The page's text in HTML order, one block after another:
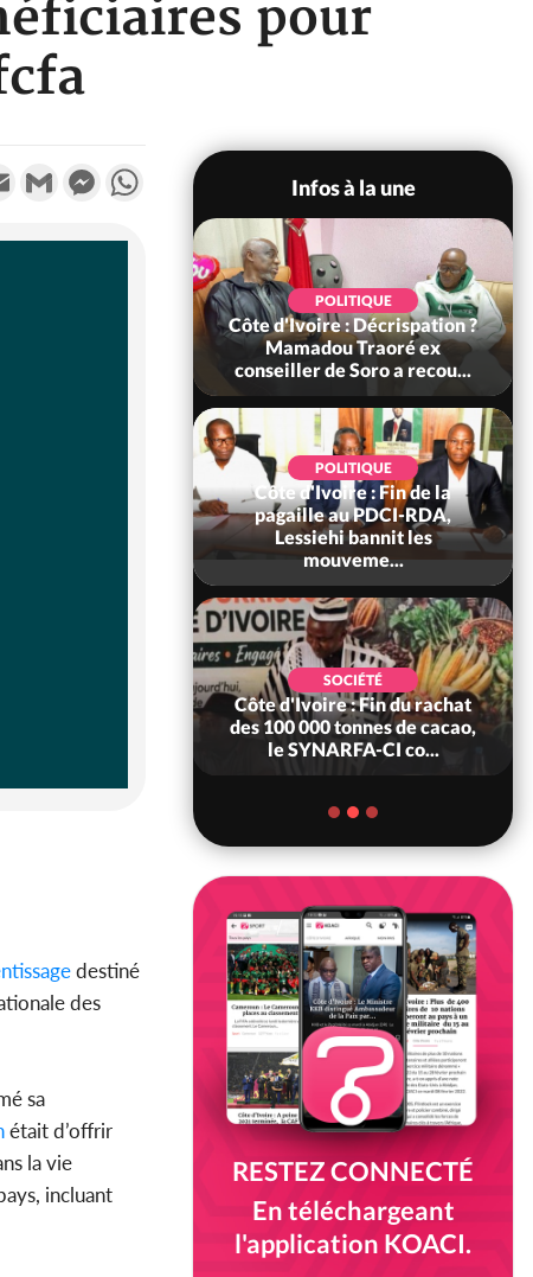
pour
Email Gmail MessengerWhatsApp
destiné
des
sa
était d’offrir
la vie
incluant
Infos à la une
: Ouattara
sanctions contre
POLITIQUE
Côte d'Ivoire : Décrispation ?
Mamadou Traoré ex
conseiller de Soro a recou...
POLITIQUE
Côte d'Ivoire : Fin de la
pagaille au PDCI-RDA,
Lessiehi bannit les
mouveme...
SOCIÉTÉ
Côte d'Ivoire : Fin du rachat
des 100 000 tonnes de cacao,
le SYNARFA-CI co...
RESTEZ CONNECTÉ
En téléchargeant
l'application KOACI.